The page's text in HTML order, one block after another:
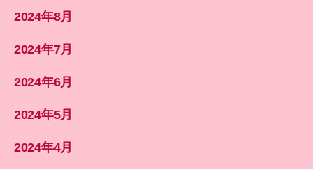
2024年8月
2024年7月
2024年6月
2024年5月
2024年4月